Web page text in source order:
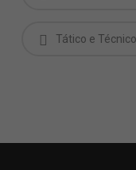
Tático e Técnico